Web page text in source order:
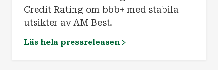
Credit Rating om bbb+ med stabila
utsikter av AM Best.
Läs hela pressreleasen